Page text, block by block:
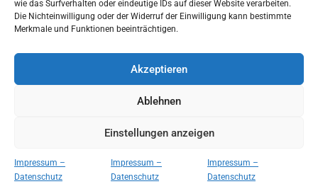
wie das Surfverhalten oder eindeutige IDs auf dieser Website verarbeiten.
Die Nichteinwilligung oder der Widerruf der Einwilligung kann bestimmte
Merkmale und Funktionen beeinträchtigen.
Akzeptieren
Ablehnen
Einstellungen anzeigen
Impressum –
Datenschutz
Impressum –
Datenschutz
Impressum –
Datenschutz
Lageplan & Anfahrt
Disclaimer Impressum/Datenschutz